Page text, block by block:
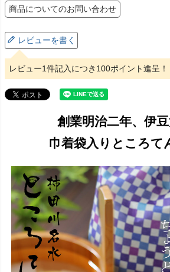
商品についてのお問い合わせ
レビューを書く
レビュー1件記入につき100ポイント進呈！
創業明治二年、伊
巾着袋入りところて